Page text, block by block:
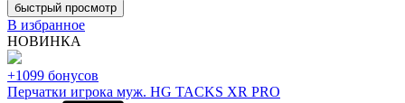
быстрый просмотр
В избранное
НОВИНКА
+1099 бонусов
Перчатки игрока муж. HG TACKS XR PRO